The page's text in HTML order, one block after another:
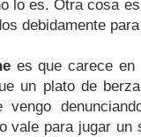
lo es. Otra cosa
debidamente
es que carece
un plato de
vengo
vale para jugar un